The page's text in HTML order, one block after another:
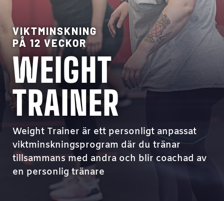
VIKTMINSKNING
PÅ 12 VECKOR
WEIGHT
TRAINER
Weight Trainer är ett personligt anpassat
viktminskningsprogram där du tränar
tillsammans med andra och blir coachad av
en personlig tränare